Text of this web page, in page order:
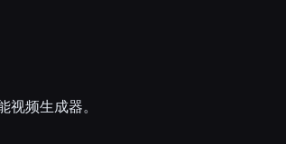
视频生成器。